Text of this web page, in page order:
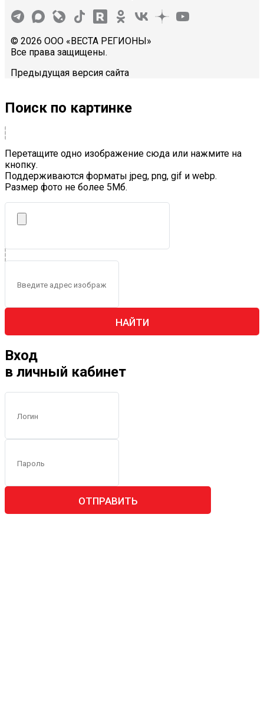
© 2026 ООО «ВЕСТА РЕГИОНЫ»
Все права защищены.
Предыдущая версия сайта
Поиск по картинке
Перетащите одно изображение сюда или нажмите на
кнопку.
Поддерживаются форматы jpeg, png, gif и webp.
Размер фото не более 5Mб.
НАЙТИ
Вход
в личный кабинет
ОТПРАВИТЬ